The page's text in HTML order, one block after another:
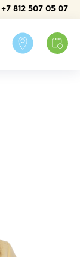
+7 812 507 05 07